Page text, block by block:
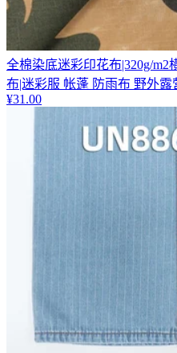
全棉染底迷彩印花布|320g/
布|迷彩服 帐蓬 防雨布 野外露
¥31.00